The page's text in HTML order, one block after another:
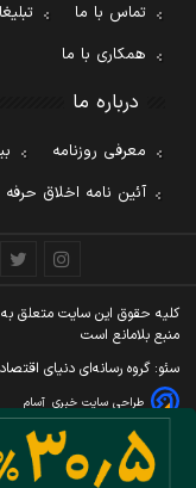
تماس با ما
همکاری با ما
درباره ما
معرفی روزنامه
آئین نامه اخلاق حرفه
کليه حقوق اين سايت متعلق به
منبع بلامانع است
سئو: گروه رسانه‌ای دنیای اقتصاد
طراحی سایت خبری آسام